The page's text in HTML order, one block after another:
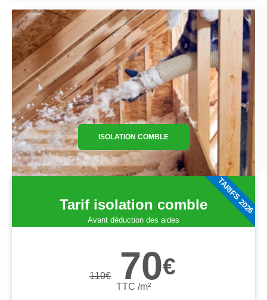
ISOLATION COMBLE
Tarif isolation comble
Avant déduction des aides
110€ 70€
TTC /m²
TARIFS 2026